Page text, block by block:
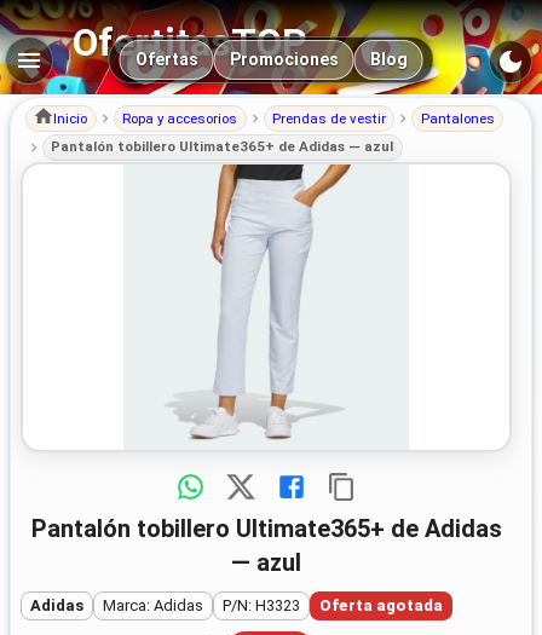
OfertitasTOP
Navegación principal
Ofertas Promociones Blog
Inicio Ropa y accesorios Prendas de vestir
Pantalones
Pantalón tobillero Ultimate365+ de Adidas — azul
Pantalón tobillero Ultimate365+ de Adidas
— azul
Adidas Marca: Adidas P/N: H3323 Oferta agotada